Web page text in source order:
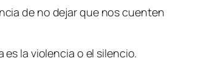
de no dejar que nos cuenten
la violencia o el silencio.